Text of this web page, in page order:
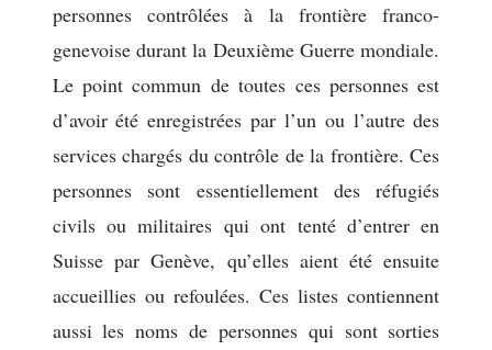
personnes contrôlées à la frontière franco-
genevoise durant la Deuxième Guerre mondiale.
Le point commun de toutes ces personnes est
d’avoir été enregistrées par l’un ou l’autre des
services chargés du contrôle de la frontière. Ces
personnes sont essentiellement des réfugiés
civils ou militaires qui ont tenté d’entrer en
Suisse par Genève, qu’elles aient été ensuite
accueillies ou refoulées. Ces listes contiennent
aussi les noms de personnes qui sont sorties